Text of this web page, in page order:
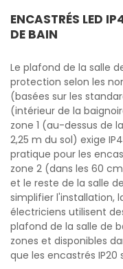
ENCASTRÉS LED
DE BAIN
Le plafond de la salle
protection selon les
(basées sur les
(intérieur de la
zone 1 (au-dessus de
2,25 m du sol) exige
pratique pour les
zone 2 (dans les 60
et le reste de la salle
simplifier l'installation,
électriciens utilisent
plafond de la salle de
zones et disponibles
que les encastrés IP20